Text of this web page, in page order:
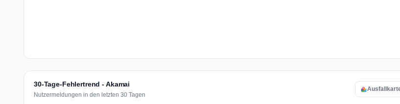
30-Tage-Fehlertrend - Akamai
Nutzermeldungen in den letzten 30 Tagen